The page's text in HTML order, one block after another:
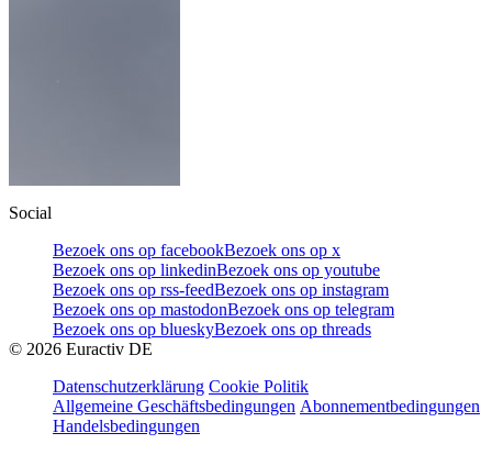
Social
Bezoek ons op facebookBezoek ons op x
Bezoek ons op linkedinBezoek ons op youtube
Bezoek ons op rss-feedBezoek ons op instagram
Bezoek ons op mastodonBezoek ons op telegram
Bezoek ons op blueskyBezoek ons op threads
© 2026 Euractiv DE
Datenschutzerklärung Cookie Politik
Allgemeine Geschäftsbedingungen Abonnementbedingungen
Handelsbedingungen